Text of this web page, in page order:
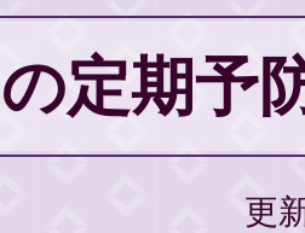
定期予
更